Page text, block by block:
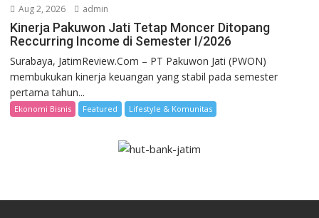
Aug 2, 2026 admin
Kinerja Pakuwon Jati Tetap Moncer Ditopang
Reccurring Income di Semester I/2026
Surabaya, JatimReview.Com – PT Pakuwon Jati (PWON)
membukukan kinerja keuangan yang stabil pada semester
pertama tahun...
Ekonomi Bisnis Featured Lifestyle & Komunitas